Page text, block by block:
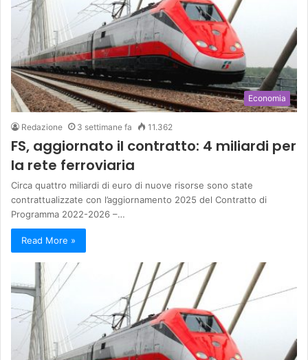
Economia
Redazione 3 settimane fa 11.362
FS, aggiornato il contratto: 4 miliardi per
la rete ferroviaria
Circa quattro miliardi di euro di nuove risorse sono state
contrattualizzate con l’aggiornamento 2025 del Contratto di
Programma 2022-2026 –…
Read More »